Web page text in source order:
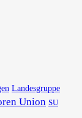
Landesgruppe
Union SU